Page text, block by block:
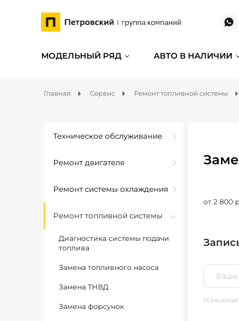
МОДЕЛЬНЫЙ РЯД АВТО В НАЛИЧИИ
Главная Сервис Ремонт топливной системы
Техническое обслуживание
Ремонт двигателя
Ремонт системы охлаждения
Ремонт топливной системы
Диагностика системы подачи
топлива
Замена топливного насоса
Замена ТНВД
Замена форсунок
от 2 800
Нажимая